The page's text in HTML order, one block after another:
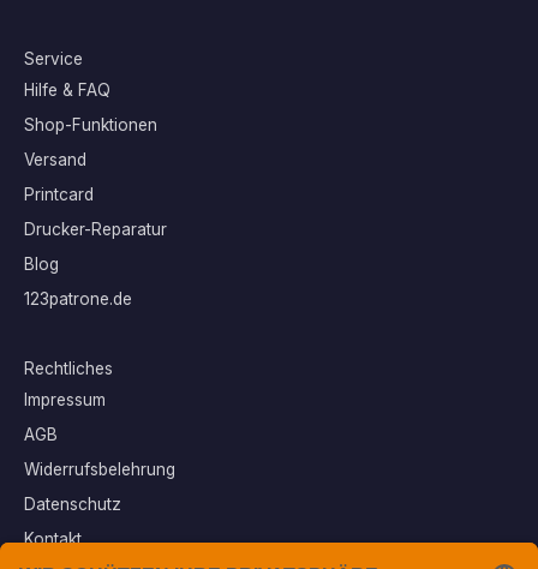
Service
Hilfe & FAQ
Shop-Funktionen
Versand
Printcard
Drucker-Reparatur
Blog
123patrone.de
Rechtliches
Impressum
AGB
Widerrufsbelehrung
Datenschutz
Kontakt